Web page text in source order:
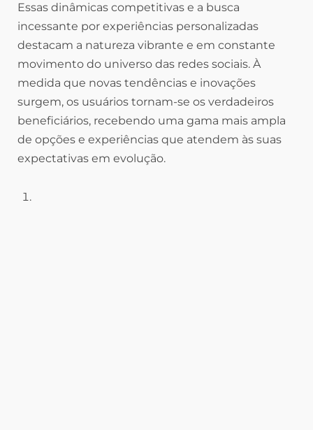
Essas dinâmicas competitivas e a busca
incessante por experiências personalizadas
destacam a natureza vibrante e em constante
movimento do universo das redes sociais. À
medida que novas tendências e inovações
surgem, os usuários tornam-se os verdadeiros
beneficiários, recebendo uma gama mais ampla
de opções e experiências que atendem às suas
expectativas em evolução.